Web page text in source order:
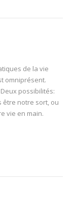
de la vie
omniprésent.
possibilités:
être notre sort, ou
vie en main.